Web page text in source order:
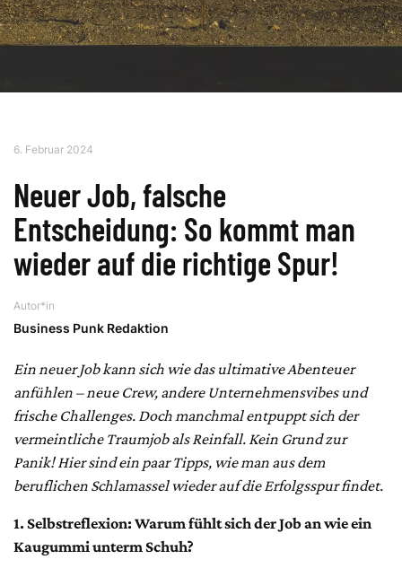
6. Februar 2024
Neuer Job, falsche
Entscheidung: So kommt man
wieder auf die richtige Spur!
Autor*in
Business Punk Redaktion
Ein neuer Job kann sich wie das ultimative Abenteuer
anfühlen – neue Crew, andere Unternehmensvibes und
frische Challenges. Doch manchmal entpuppt sich der
vermeintliche Traumjob als Reinfall. Kein Grund zur
Panik! Hier sind ein paar Tipps, wie man aus dem
beruflichen Schlamassel wieder auf die Erfolgsspur findet.
1. Selbstreflexion: Warum fühlt sich der Job an wie ein
Kaugummi unterm Schuh?